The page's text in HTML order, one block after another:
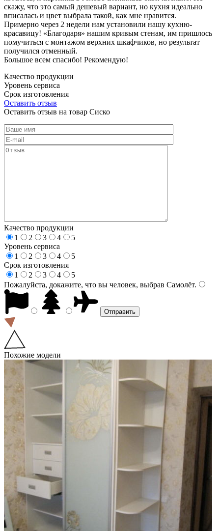
скажу, что это самый дешевый вариант, но кухня идеально
вписалась и цвет выбрала такой, как мне нравится.
Примерно через 2 недели нам установили нашу кухню-
красавицу! «Благодаря» нашим кривым стенам, им пришлось
помучиться с монтажом верхних шкафчиков, но результат
получился отменный.
Большое всем спасибо! Рекомендую!
Качество продукции
Уровень сервиса
Срок изготовления
Оставить отзыв
Оставить отзыв на товар Сиско
Качество продукции
1
2 3 4
5
Уровень сервиса
1
2 3 4
5
Срок изготовления
1
2 3 4
5
Пожалуйста, докажите, что вы человек, выбрав Самолёт.
Похожие модели